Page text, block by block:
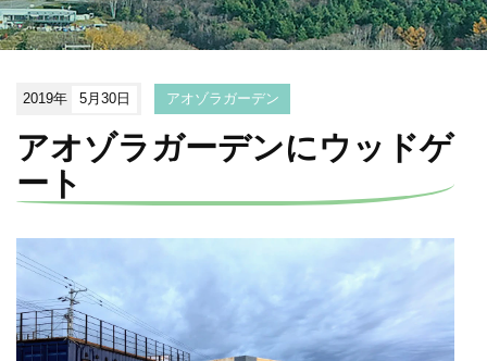
2019年 5月30日 アオゾラガーデン
アオゾラガーデンにウッドゲ
ート